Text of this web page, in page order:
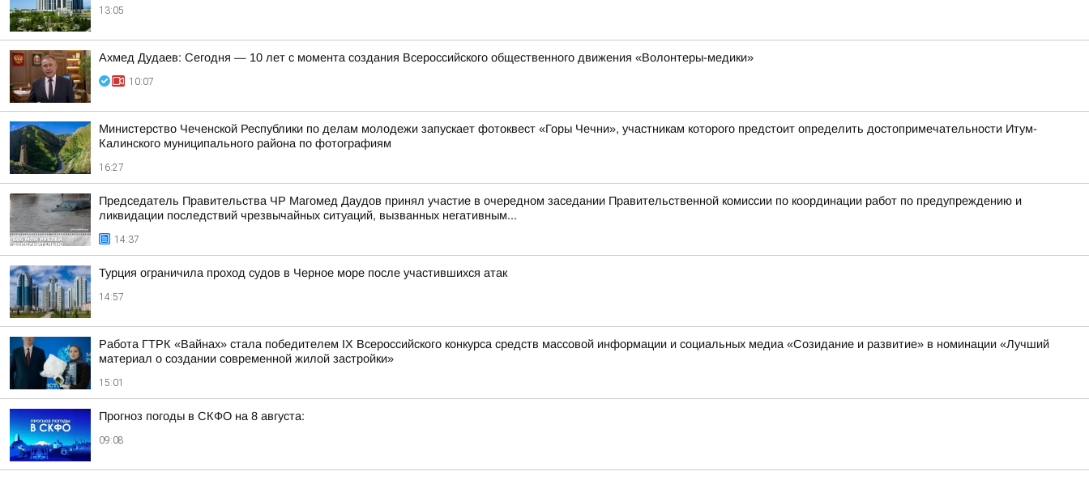
13:05
Ахмед Дудаев: Сегодня — 10 лет с момента создания Всероссийского общественного движения «Волонтеры-медики»
10:07
Министерство Чеченской Республики по делам молодежи запускает фотоквест «Горы Чечни», участникам которого предстоит определить достопримечательности Итум-
Калинского муниципального района по фотографиям
16:27
Председатель Правительства ЧР Магомед Даудов принял участие в очередном заседании Правительственной комиссии по координации работ по предупреждению и
ликвидации последствий чрезвычайных ситуаций, вызванных негативным...
14:37
Турция ограничила проход судов в Черное море после участившихся атак
14:57
Работа ГТРК «Вайнах» стала победителем ІХ Всероссийского конкурса средств массовой информации и социальных медиа «Созидание и развитие» в номинации «Лучший
материал о создании современной жилой застройки»
15:01
Прогноз погоды в СКФО на 8 августа:
09:08